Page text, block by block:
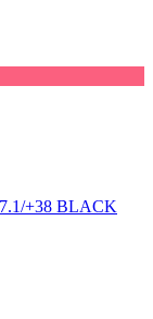
+38 BLACK